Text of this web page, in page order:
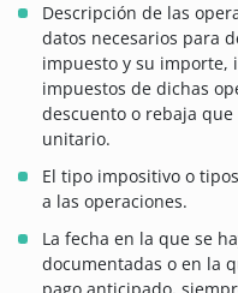
Descripción de las
datos necesarios para
impuesto y su importe,
impuestos de dichas
descuento o rebaja
unitario.
El tipo impositivo o
a las operaciones.
La fecha en la que se
documentadas o en la